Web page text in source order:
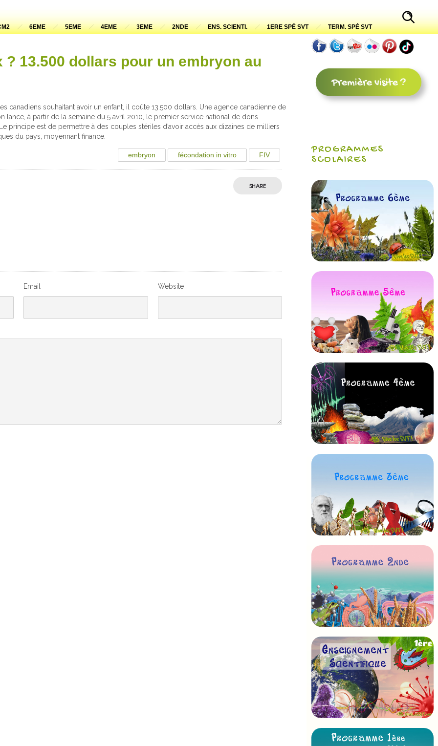
6EME 5EME 4EME 3EME 2NDE ENS. SCIENTI. 1ERE SPÉ SVT
TERM. SPÉ SVT
? 13.500 dollars pour un embryon au
canadiens souhaitant avoir un enfant, il coûte 13.500 dollars. Une agence canadienne de
lance, à partir de la semaine du 5 avril 2010, le premier service national de dons
principe est de permettre à des couples stériles d’avoir accès aux dizaines de milliers
du pays, moyennant finance.
embryon fécondation in vitro FIV
SHARE
Email Website
PROGRAMMES
SCOLAIRES